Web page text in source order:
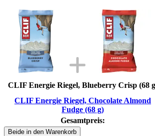
CLIF Energie Riegel, Blueberry Crisp (68
CLIF Energie Riegel, Chocolate Almond
Fudge (68 g)
Gesamtpreis:
Beide in den Warenkorb